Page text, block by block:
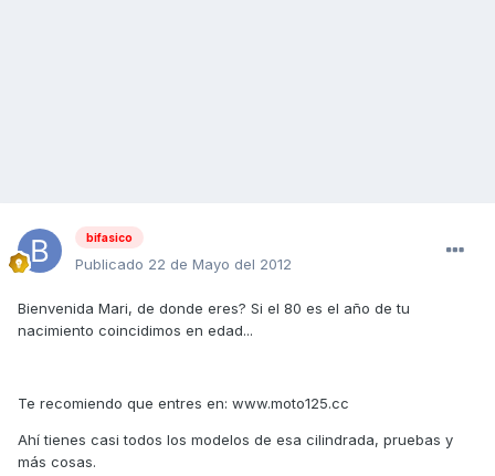
bifasico
Publicado 22 de Mayo del 2012
Bienvenida Mari, de donde eres? Si el 80 es el año de tu
nacimiento coincidimos en edad...
Te recomiendo que entres en: www.moto125.cc
Ahí tienes casi todos los modelos de esa cilindrada, pruebas y
más cosas.